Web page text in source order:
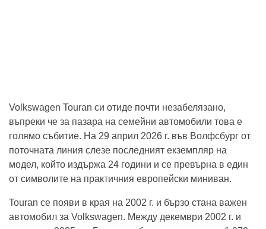
Volkswagen Touran си отиде почти незабелязано,
въпреки че за пазара на семейни автомобили това е
голямо събитие. На 29 април 2026 г. във Волфсбург от
поточната линия слезе последният екземпляр на
модел, който издържа 24 години и се превърна в един
от символите на практичния европейски миниван.
Touran се появи в края на 2002 г. и бързо стана важен
автомобил за Volkswagen. Между декември 2002 г. и